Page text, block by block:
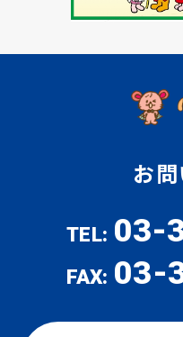
お
TEL: 03-
FAX: 03-